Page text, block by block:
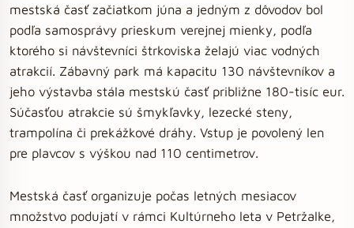
mestská časť začiatkom júna a jedným z dôvodov bol
podľa samosprávy prieskum verejnej mienky, podľa
ktorého si návštevníci štrkoviska želajú viac vodných
atrakcií. Zábavný park má kapacitu 130 návštevníkov a
jeho výstavba stála mestskú časť približne 180-tisíc eur.
Súčasťou atrakcie sú šmykľavky, lezecké steny,
trampolína či prekážkové dráhy. Vstup je povolený len
pre plavcov s výškou nad 110 centimetrov.
Mestská časť organizuje počas letných mesiacov
množstvo podujatí v rámci Kultúrneho leta v Petržalke,